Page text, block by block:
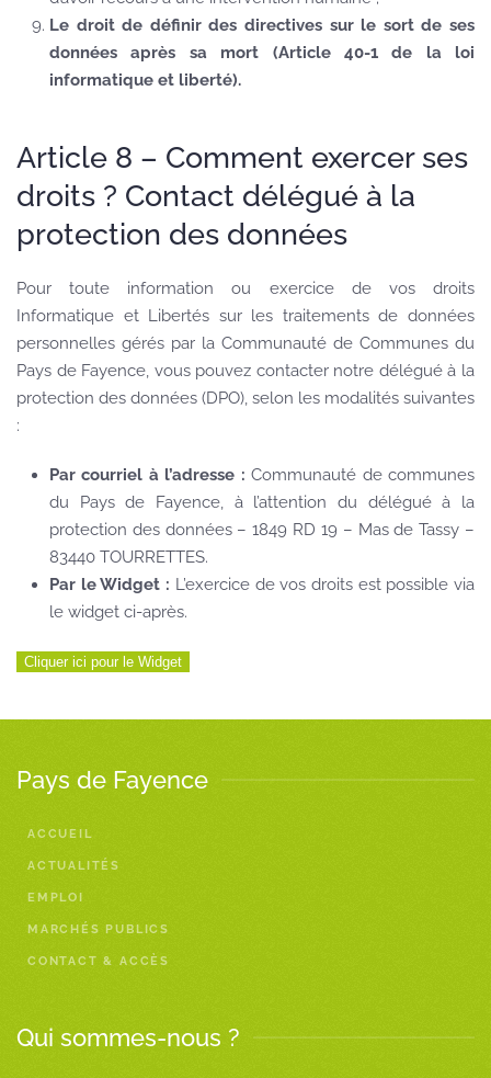
Le droit de définir des directives sur le sort de ses
données après sa mort (Article 40-1 de la loi
informatique et liberté).
Article 8 – Comment exercer ses
droits ? Contact délégué à la
protection des données
Pour toute information ou exercice de vos droits
Informatique et Libertés sur les traitements de données
personnelles gérés par la Communauté de Communes du
Pays de Fayence, vous pouvez contacter notre délégué à la
protection des données (DPO), selon les modalités suivantes
:
Par courriel à l’adresse : Communauté de communes
du Pays de Fayence, à l’attention du délégué à la
protection des données – 1849 RD 19 – Mas de Tassy –
83440 TOURRETTES.
Par le Widget : L’exercice de vos droits est possible via
le widget ci-après.
Cliquer ici pour le Widget
Pays de Fayence
ACCUEIL
ACTUALITÉS
EMPLOI
MARCHÉS PUBLICS
CONTACT & ACCÈS
Qui sommes-nous ?